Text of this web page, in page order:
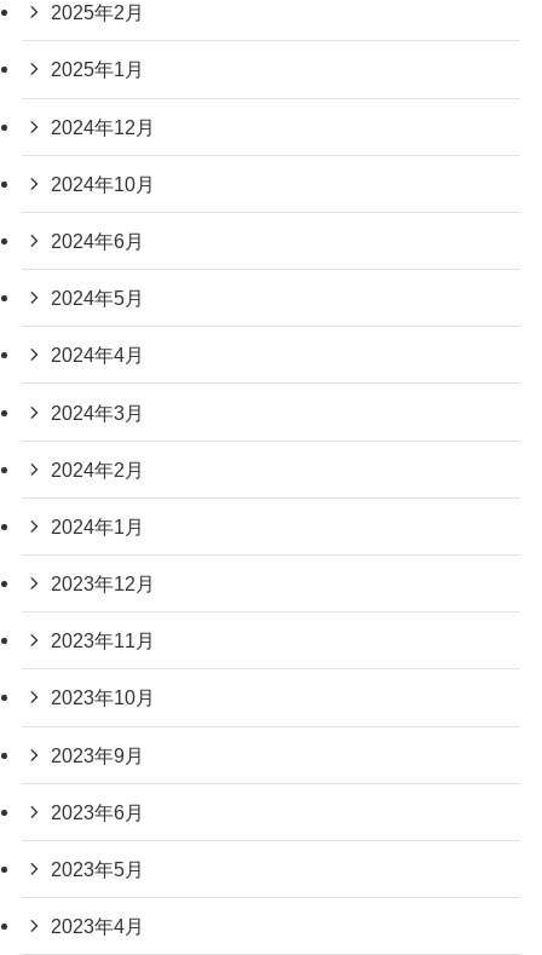
2025年2月
2025年1月
2024年12月
2024年10月
2024年6月
2024年5月
2024年4月
2024年3月
2024年2月
2024年1月
2023年12月
2023年11月
2023年10月
2023年9月
2023年6月
2023年5月
2023年4月